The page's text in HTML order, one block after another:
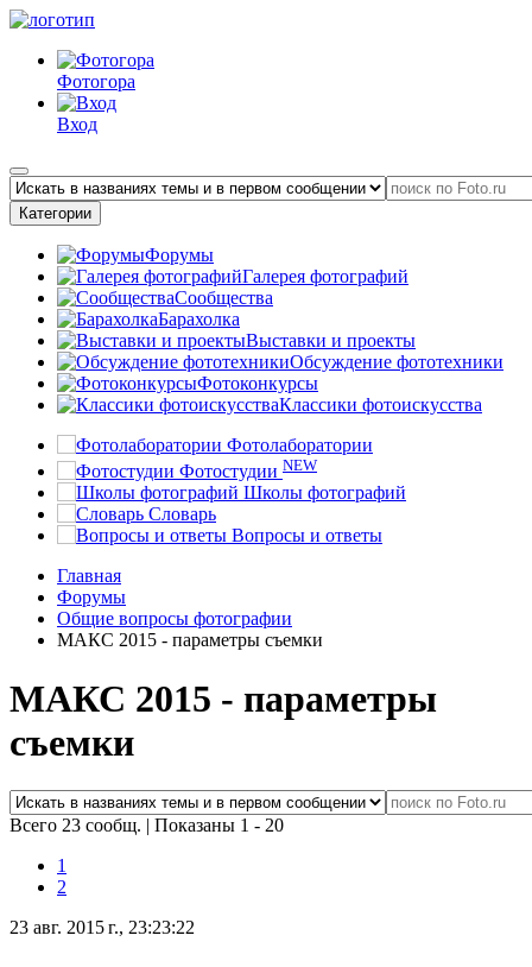
Фотогора
Вход
Категории
Форумы
Галерея фотографий
Сообщества
Барахолка
Выставки и проекты
Обсуждение фототехники
Фотоконкурсы
Классики фотоискусства
Фотолаборатории
Фотостудии NEW
Школы фотографий
Словарь
Вопросы и ответы
Главная
Форумы
Общие вопросы фотографии
МАКС 2015 - параметры съемки
МАКС 2015 - параметры
съемки
Всего 23 сообщ. | Показаны 1 - 20
1
2
23 авг. 2015 г., 23:23:22